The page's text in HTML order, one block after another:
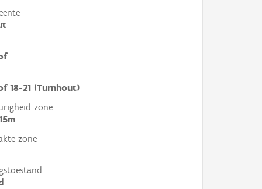
18-21 (Turnhout)
zone
zone